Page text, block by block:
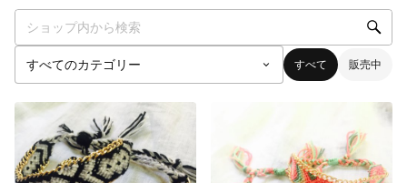
すべて 販売中